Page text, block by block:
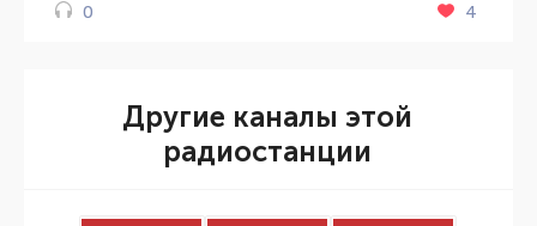
0 4
Другие каналы этой
радиостанции